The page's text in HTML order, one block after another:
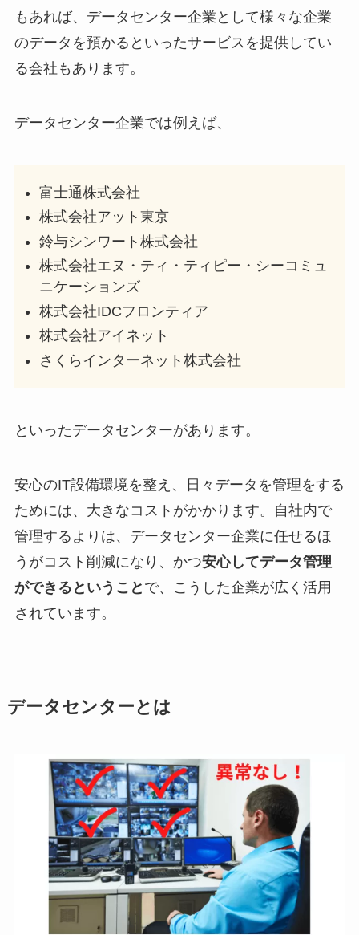
もあれば、データセンター企業として様々な企業
のデータを預かるといったサービスを提供してい
る会社もあります。
データセンター企業では例えば、
富士通株式会社
株式会社アット東京
鈴与シンワート株式会社
株式会社エヌ・ティ・ティピー・シーコミュ
ニケーションズ
株式会社IDCフロンティア
株式会社アイネット
さくらインターネット株式会社
といったデータセンターがあります。
安心のIT設備環境を整え、日々データを管理をする
ためには、大きなコストがかかります。自社内で
管理するよりは、データセンター企業に任せるほ
うがコスト削減になり、かつ安心してデータ管理
ができるということ で、こうした企業が広く活用
されています。
データセンターとは